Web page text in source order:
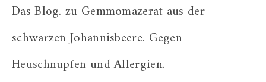
Das Blog. zu Gemmomazerat aus der
schwarzen Johannisbeere. Gegen
Heuschnupfen und Allergien.